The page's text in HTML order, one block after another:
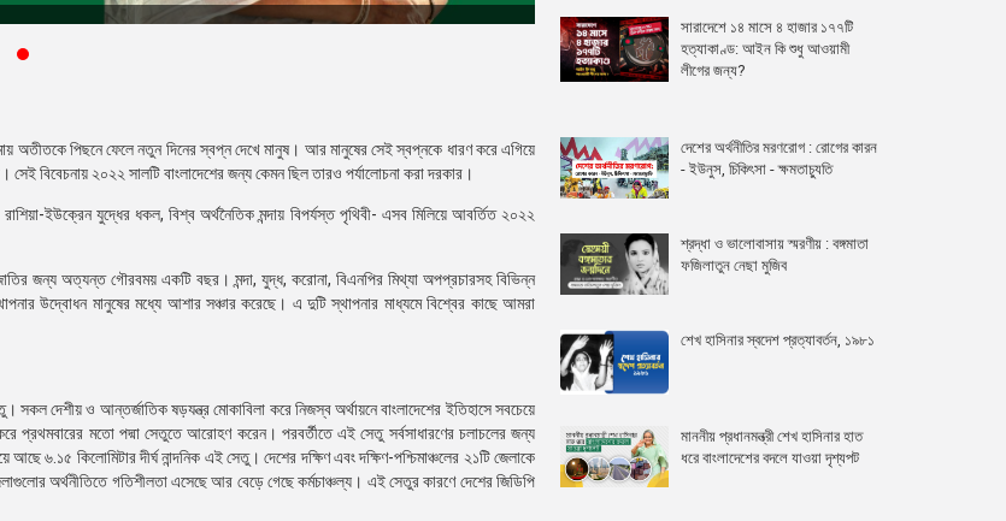
অতীতকে পিছনে ফেলে নতুন দিনের স্বপ্ন দেখে মানুষ। আর মানুষের সেই স্বপ্নকে ধারণ করে এগিয়ে
বিবেচনায় ২০২২ সালটি বাংলাদেশের জন্য কেমন ছিল তারও পর্যালোচনা করা দরকার।
ইউক্রেন যুদ্ধের ধকল, বিশ্ব অর্থনৈতিক মন্দায় বিপর্যস্ত পৃথিবী- এসব মিলিয়ে আবর্তিত ২০২২
জন্য অত্যন্ত গৌরবময় একটি বছর। মন্দা, যুদ্ধ, করোনা, বিএনপির মিথ্যা অপপ্রচারসহ বিভিন্ন
উদ্বোধন মানুষের মধ্যে আশার সঞ্চার করেছে। এ দুটি স্থাপনার মাধ্যমে বিশ্বের কাছে আমরা
দেশীয় ও আন্তর্জাতিক ষড়যন্ত্র মোকাবিলা করে নিজস্ব অর্থায়নে বাংলাদেশের ইতিহাসে সবচেয়ে
প্রথমবারের মতো পদ্মা সেতুতে আরোহণ করেন। পরবর্তীতে এই সেতু সর্বসাধারণের চলাচলের জন্য
৬.১৫ কিলোমিটার দীর্ঘ নান্দনিক এই সেতু। দেশের দক্ষিণ এবং দক্ষিণ-পশ্চিমাঞ্চলের ২১টি জেলাকে
অর্থনীতিতে গতিশীলতা এসেছে আর বেড়ে গেছে কর্মচাঞ্চল্য। এই সেতুর কারণে দেশের জিডিপি
সারাদেশে ১৪ মাসে ৪ হাজার ১৭৭টি
হত্যাকাণ্ড: আইন কি শুধু আওয়ামী
লীগের জন্য?
দেশের অর্থনীতির মরণরোগ : রোগের কারন
- ইউনুস, চিকিৎসা - ক্ষমতাচ্যুতি
শ্রদ্ধা ও ভালোবাসায় স্মরণীয় : বঙ্গমাতা
ফজিলাতুন নেছা মুজিব
শেখ হাসিনার স্বদেশ প্রত্যাবর্তন, ১৯৮১
মাননীয় প্রধানমন্ত্রী শেখ হাসিনার হাত
ধরে বাংলাদেশের বদলে যাওয়া দৃশ্যপট